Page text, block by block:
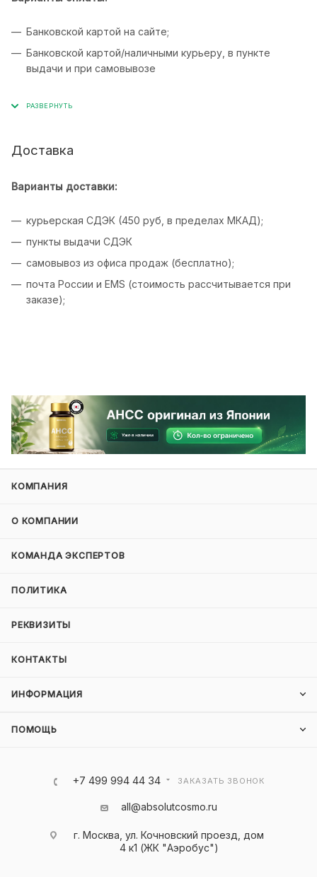
Банковской картой на сайте;
Банковской картой/наличными курьеру, в пункте
выдачи и при самовывозе
Доставка
Варианты доставки:
курьерская СДЭК (450 руб, в пределах МКАД);
пункты выдачи СДЭК
самовывоз из офиса продаж (бесплатно);
почта России и EMS (стоимость рассчитывается при
заказе);
КОМПАНИЯ
О КОМПАНИИ
КОМАНДА ЭКСПЕРТОВ
ПОЛИТИКА
РЕКВИЗИТЫ
КОНТАКТЫ
ИНФОРМАЦИЯ
ПОМОЩЬ
+7 499 994 44 34 ЗАКАЗАТЬ ЗВОНОК
all@absolutcosmo.ru
г. Москва, ул. Кочновский проезд, дом
4 к1 (ЖК "Аэробус")